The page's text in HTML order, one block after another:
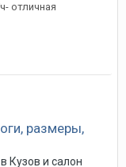
отличная
размеры,
в Кузов и салон